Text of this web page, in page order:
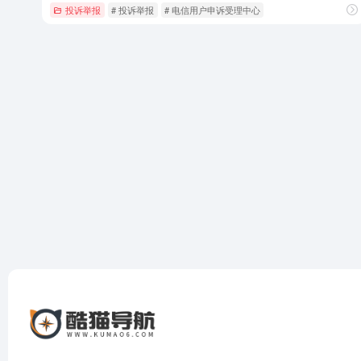
投诉举报 # 投诉举报 # 电信用户申诉受理中心